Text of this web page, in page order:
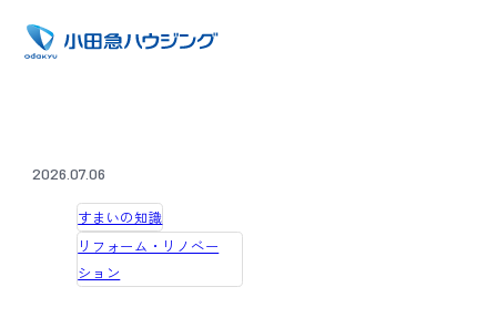
2026.07.06
すまいの知識
リフォーム・リノベー
ション